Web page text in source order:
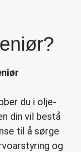
du i olje-
din vil bestå
til å sørge
og